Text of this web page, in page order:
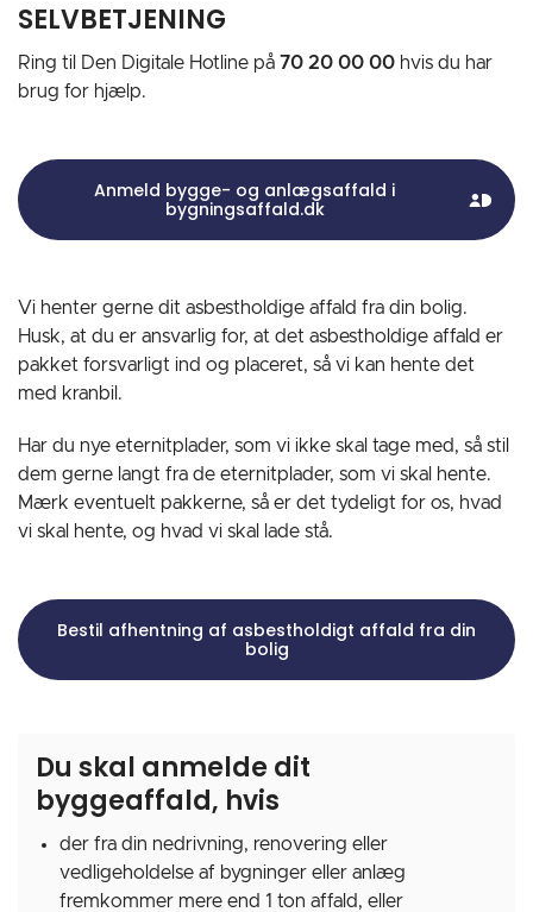
SELVBETJENING
Ring til Den Digitale Hotline på 70 20 00 00 hvis du har
brug for hjælp.
Anmeld bygge- og anlægsaffald i
bygningsaffald.dk
MitId
Ikon
Vi henter gerne dit asbestholdige affald fra din bolig.
Husk, at du er ansvarlig for, at det asbestholdige affald er
pakket forsvarligt ind og placeret, så vi kan hente det
med kranbil.
Har du nye eternitplader, som vi ikke skal tage med, så stil
dem gerne langt fra de eternitplader, som vi skal hente.
Mærk eventuelt pakkerne, så er det tydeligt for os, hvad
vi skal hente, og hvad vi skal lade stå.
Bestil afhentning af asbestholdigt affald fra din
bolig
Du skal anmelde dit
byggeaffald, hvis
der fra din nedrivning, renovering eller
vedligeholdelse af bygninger eller anlæg
fremkommer mere end 1 ton affald, eller